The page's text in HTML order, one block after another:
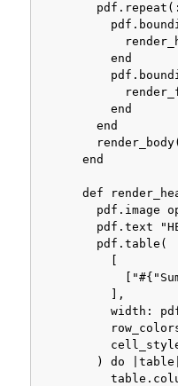
          end
          end
        end
      end
def
pdf.image
pdf.text
        pdf.table(
          ],
width:
        ) do |table|